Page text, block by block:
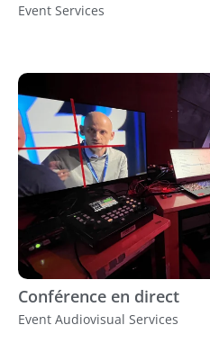
Event Services
Conférence en direct
Event Audiovisual Services